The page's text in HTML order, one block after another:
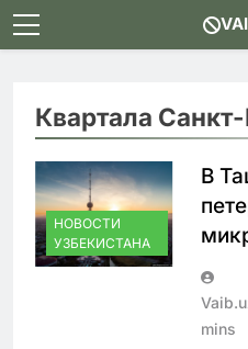
Skip
to
Квартала
НОВОСТИ
УЗБЕКИСТАНА
В
mins